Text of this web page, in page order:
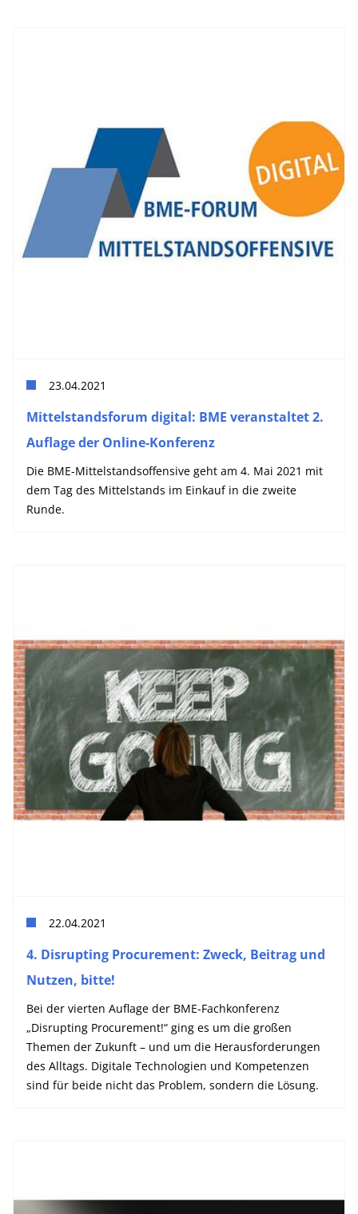
23.04.2021
Mittelstandsforum digital: BME veranstaltet 2.
Auflage der Online-Konferenz
Die BME-Mittelstandsoffensive geht am 4. Mai 2021 mit
dem Tag des Mittelstands im Einkauf in die zweite
Runde.
22.04.2021
4. Disrupting Procurement: Zweck, Beitrag und
Nutzen, bitte!
Bei der vierten Auflage der BME-Fachkonferenz
„Disrupting Procurement!“ ging es um die großen
Themen der Zukunft – und um die Herausforderungen
des Alltags. Digitale Technologien und Kompetenzen
sind für beide nicht das Problem, sondern die Lösung.